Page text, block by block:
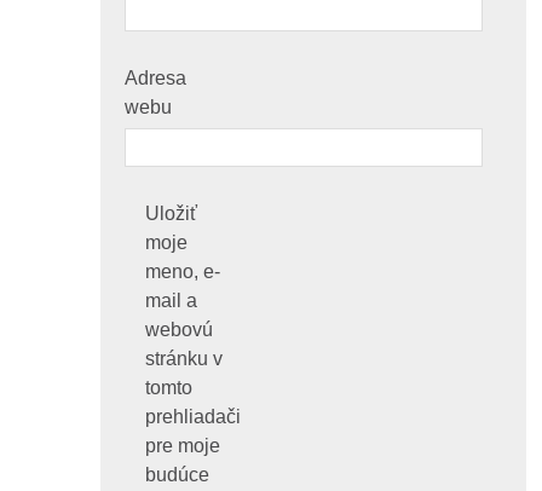
Adresa
webu
Uložiť
moje
meno, e-
mail a
webovú
stránku v
tomto
prehliadači
pre moje
budúce